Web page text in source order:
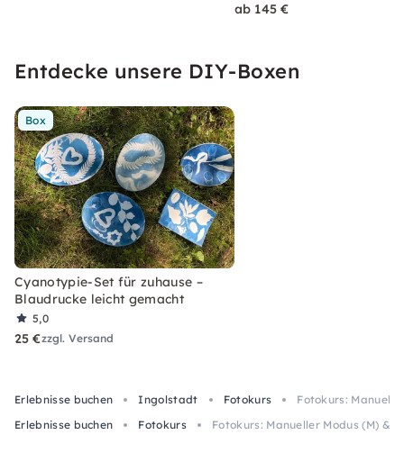
ab 145 €
Entdecke unsere DIY-Boxen
Box
Cyanotypie-Set für zuhause –
Blaudrucke leicht gemacht
5,0
25 €zzgl. Versand
Erlebnisse buchen Ingolstadt Fotokurs
Fotokurs:
Erlebnisse buchen
Fotokurs Fotokurs: Manueller Modus (M) &